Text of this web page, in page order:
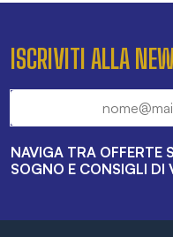
ISCRIVITI ALLA
NAVIGA TRA OFFERTE
SOGNO E CONSIGLI DI